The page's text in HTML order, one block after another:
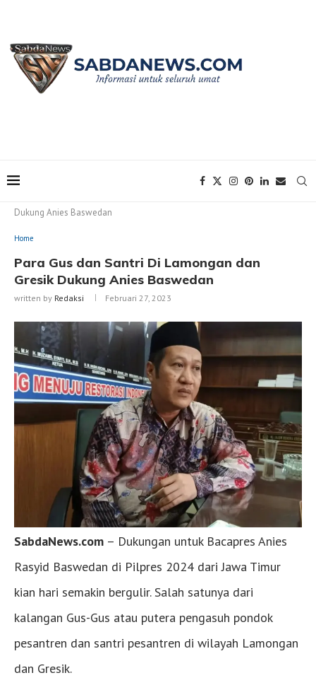
Dukung Anies Baswedan
Home
Para Gus dan Santri Di Lamongan dan
Gresik Dukung Anies Baswedan
written by Redaksi Februari 27, 2023
SabdaNews.com – Dukungan untuk Bacapres Anies
Rasyid Baswedan di Pilpres 2024 dari Jawa Timur
kian hari semakin bergulir. Salah satunya dari
kalangan Gus-Gus atau putera pengasuh pondok
pesantren dan santri pesantren di wilayah Lamongan
dan Gresik.